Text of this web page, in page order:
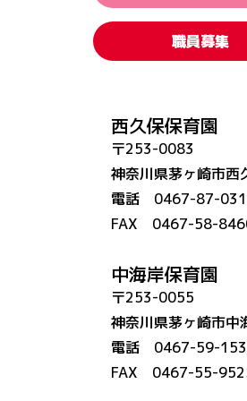
職員募集
西久保保育園
〒253-0083
神奈川県茅ヶ崎市
電話 0467-87-
FAX 0467-58-
中海岸保育園
〒253-0055
神奈川県茅ヶ崎市
電話 0467-59-
FAX 0467-55-